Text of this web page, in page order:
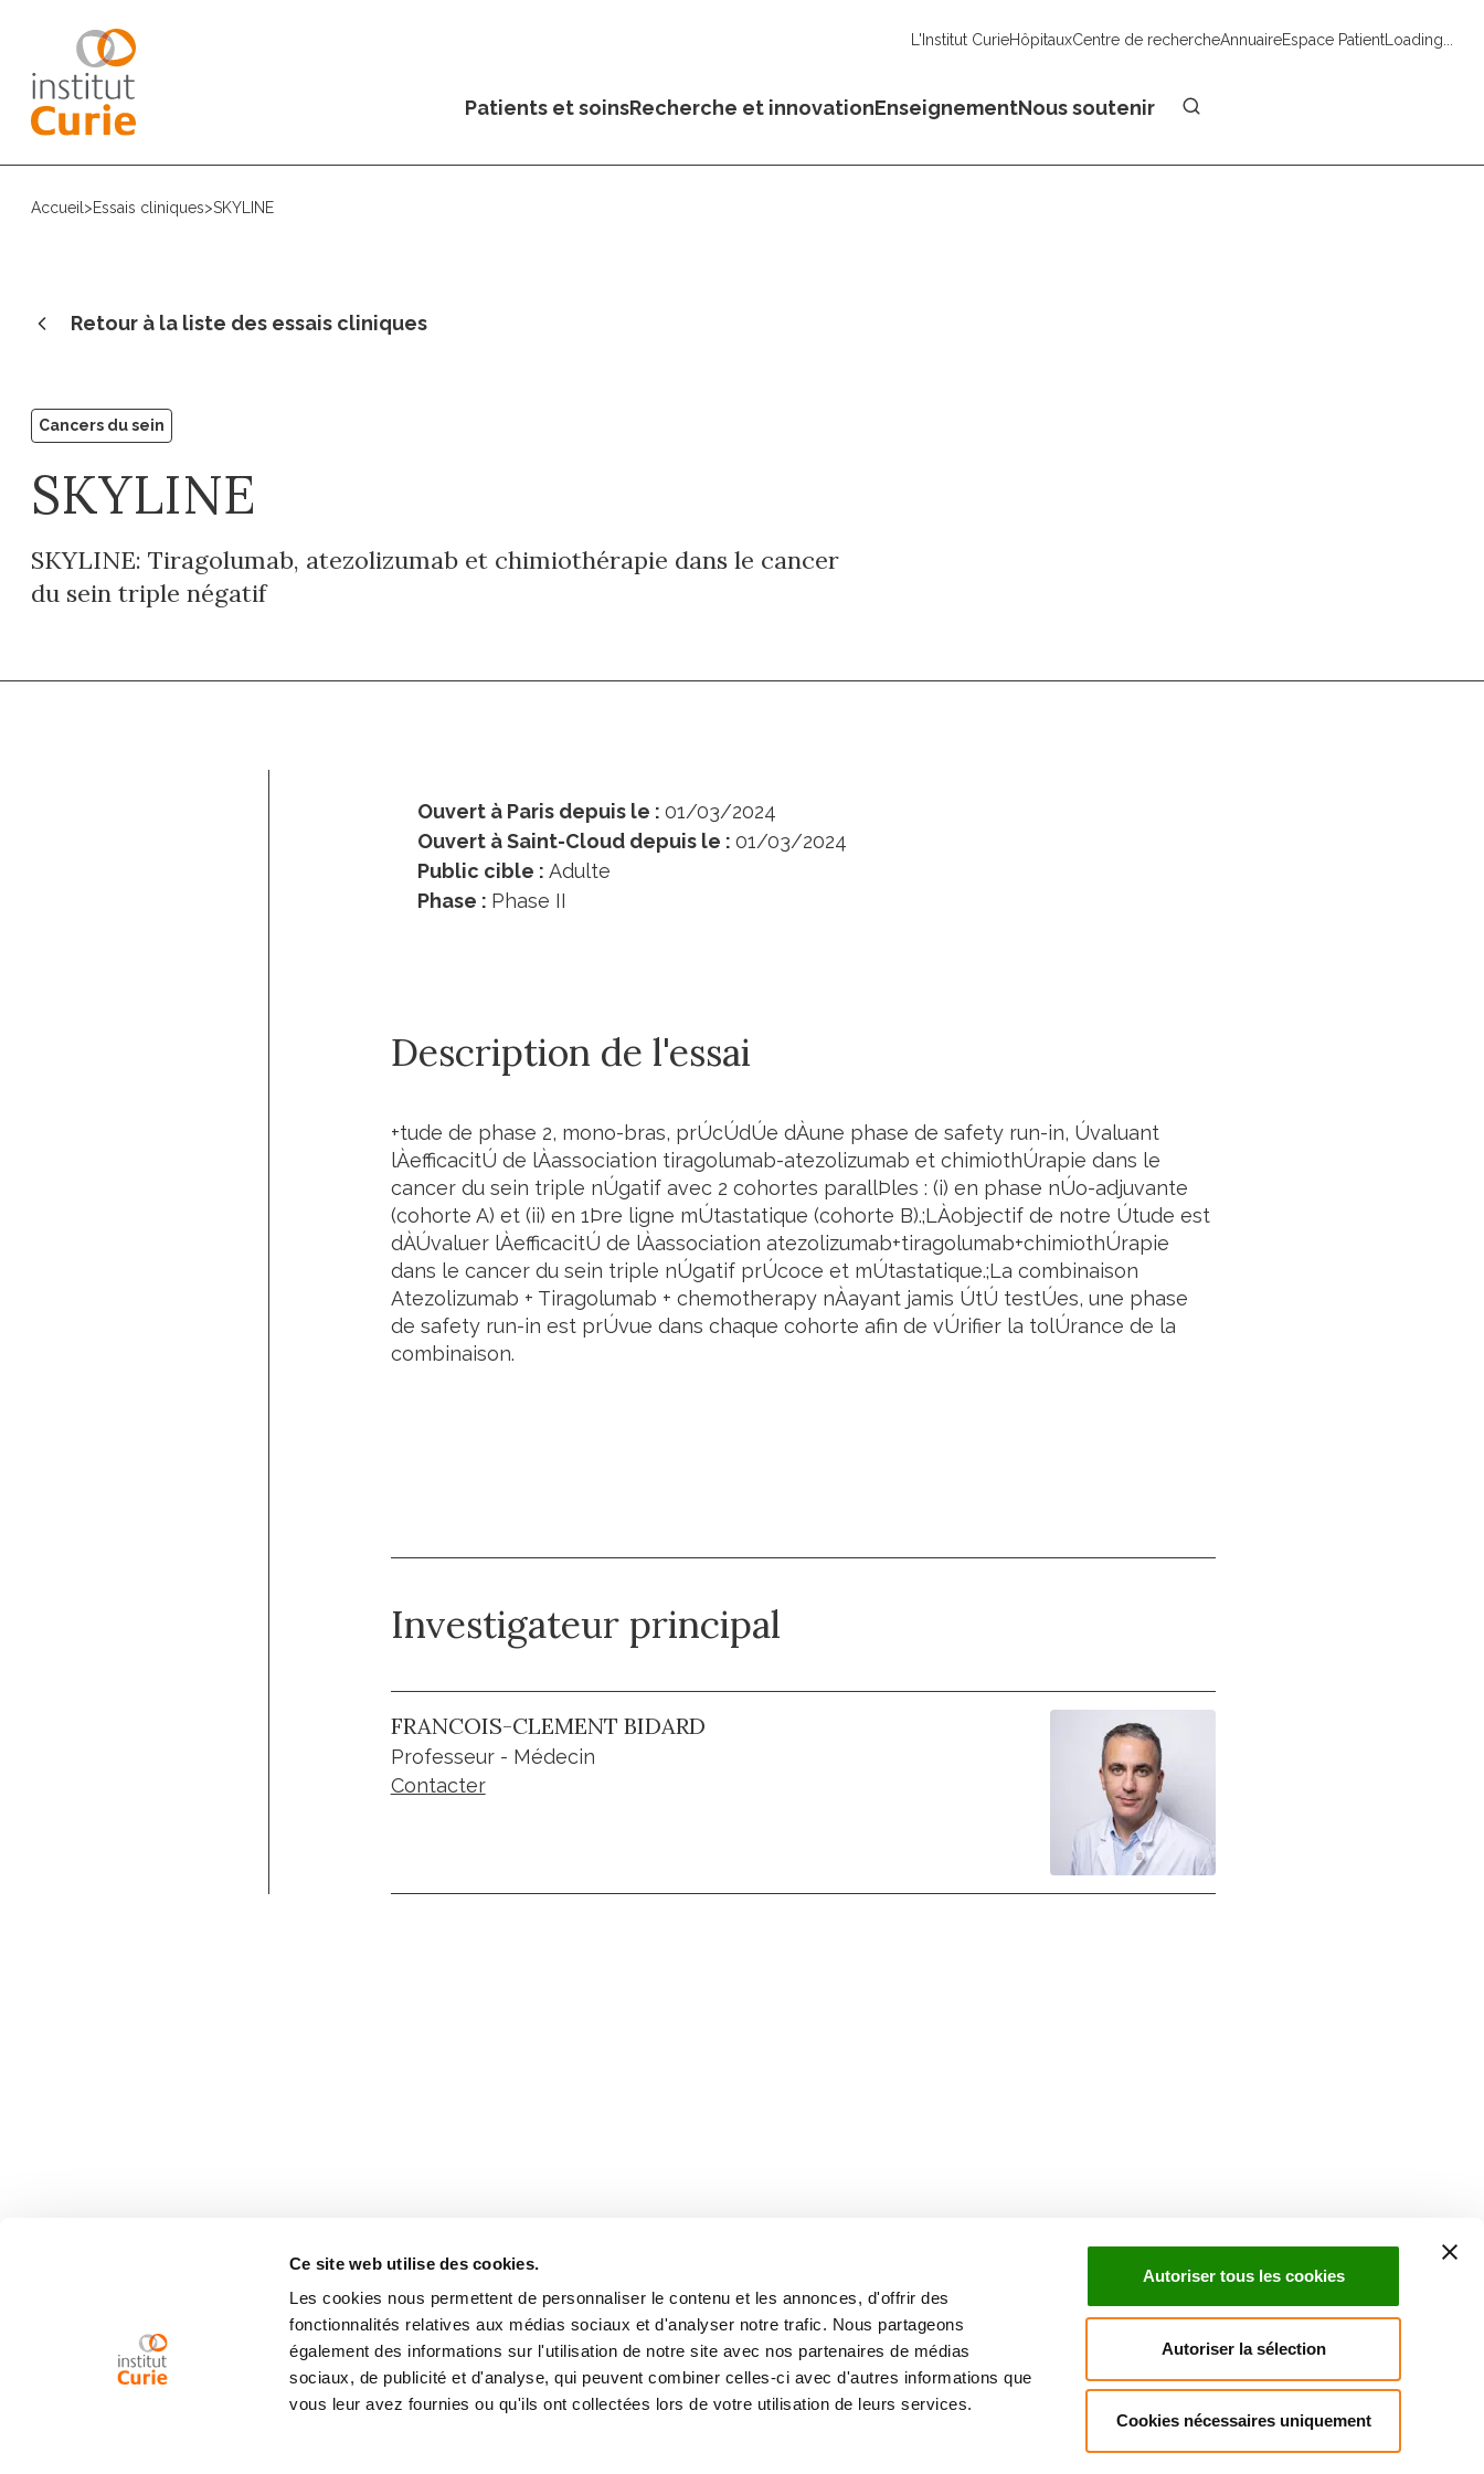
Ce site web utilise des cookies.
Les cookies nous permettent de personnaliser le contenu et les annonces, d'offrir des
fonctionnalités relatives aux médias sociaux et d'analyser notre trafic. Nous partageons
également des informations sur l'utilisation de notre site avec nos partenaires de médias
sociaux, de publicité et d'analyse, qui peuvent combiner celles-ci avec d'autres informations que
vous leur avez fournies ou qu'ils ont collectées lors de votre utilisation de leurs services.
Autoriser tous les cookies
Autoriser la sélection
Cookies nécessaires uniquement
L'Institut CurieHôpitauxCentre de rechercheAnnuaireEspace PatientLoading...
Patients et soinsRecherche et innovationEnseignementNous soutenir
Accueil >Essais cliniques>SKYLINE
Retour à la liste des essais cliniques
Cancers du sein
SKYLINE
SKYLINE: Tiragolumab, atezolizumab et chimiothérapie dans le cancer
du sein triple négatif
Ouvert à Paris depuis le : 01/03/2024
Ouvert à Saint-Cloud depuis le : 01/03/2024
Public cible : Adulte
Phase : Phase II
Description de l'essai
+tude de phase 2, mono-bras, prÚcÚdÚe dÀune phase de safety run-in, Úvaluant
lÀefficacitÚ de lÀassociation tiragolumab-atezolizumab et chimiothÚrapie dans le
cancer du sein triple nÚgatif avec 2 cohortes parallÞles : (i) en phase nÚo-adjuvante
(cohorte A) et (ii) en 1Þre ligne mÚtastatique (cohorte B).;LÀobjectif de notre Útude est
dÀÚvaluer lÀefficacitÚ de lÀassociation atezolizumab+tiragolumab+chimiothÚrapie
dans le cancer du sein triple nÚgatif prÚcoce et mÚtastatique.;La combinaison
Atezolizumab + Tiragolumab + chemotherapy nÀayant jamis ÚtÚ testÚes, une phase
de safety run-in est prÚvue dans chaque cohorte afin de vÚrifier la tolÚrance de la
combinaison.
Investigateur principal
FRANCOIS-CLEMENT BIDARD
Professeur - Médecin
Contacter
Inscrivez-vous à la newsletter
ActualitésDroits du patient